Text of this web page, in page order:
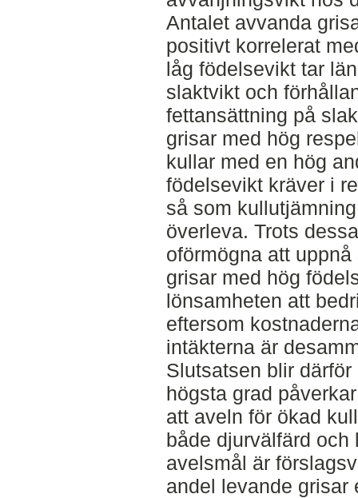
Antalet avvanda
positivt korrelerat
låg födelsevikt tar
slaktvikt och
fettansättning på
grisar med hög
kullar med en hög
födelsevikt kräver i
så som
överleva. Trots
oförmögna att
grisar med hög
lönsamheten att
eftersom
intäkterna är
Slutsatsen blir
högsta grad
att aveln för ökad
både djurvälfärd och
avelsmål är
andel levande grisar